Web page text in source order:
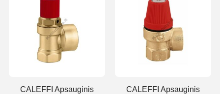
CALEFFI Apsauginis
CALEFFI Apsauginis